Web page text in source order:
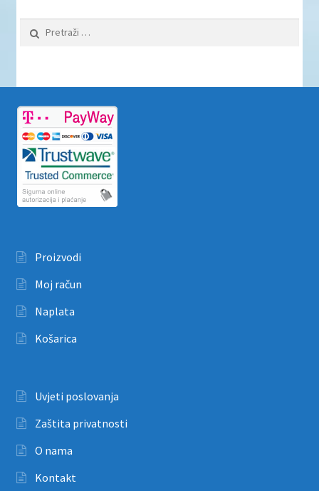
Pretraži:
Proizvodi
Moj račun
Naplata
Košarica
Uvjeti poslovanja
Zaštita privatnosti
O nama
Kontakt